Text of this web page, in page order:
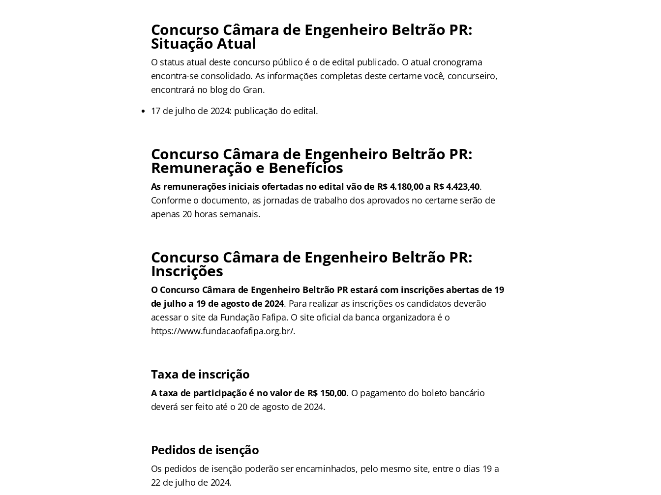
Concurso Câmara de Engenheiro Beltrão PR:
Situação Atual
O status atual deste concurso público é o de edital publicado. O atual cronograma
encontra-se consolidado. As informações completas deste certame você, concurseiro,
encontrará no blog do Gran.
17 de julho de 2024: publicação do edital.
Concurso Câmara de Engenheiro Beltrão PR:
Remuneração e Benefícios
As remunerações iniciais ofertadas no edital vão de R$ 4.180,00 a R$ 4.423,40.
Conforme o documento, as jornadas de trabalho dos aprovados no certame serão de
apenas 20 horas semanais.
Concurso Câmara de Engenheiro Beltrão PR:
Inscrições
O Concurso Câmara de Engenheiro Beltrão PR estará com inscrições abertas de 19
de julho a 19 de agosto de 2024. Para realizar as inscrições os candidatos deverão
acessar o site da Fundação Fafipa. O site oficial da banca organizadora é o
https://www.fundacaofafipa.org.br/.
Taxa de inscrição
A taxa de participação é no valor de R$ 150,00. O pagamento do boleto bancário
deverá ser feito até o 20 de agosto de 2024.
Pedidos de isenção
Os pedidos de isenção poderão ser encaminhados, pelo mesmo site, entre o dias 19 a
22 de julho de 2024.